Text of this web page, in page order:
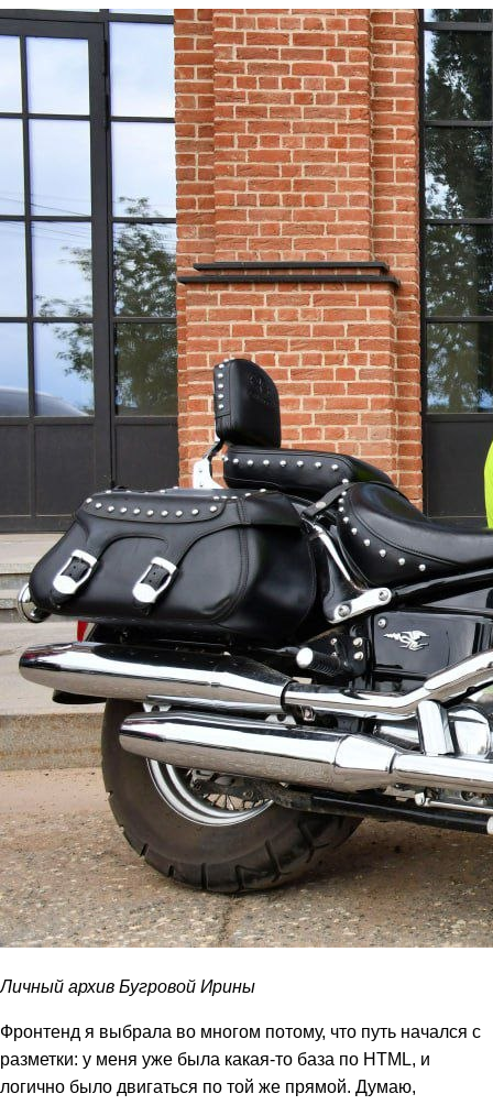
Личный архив Бугровой Ирины
Фронтенд я выбрала во многом потому, что путь начался с
разметки: у меня уже была какая-то база по HTML, и
логично было двигаться по той же прямой. Думаю,